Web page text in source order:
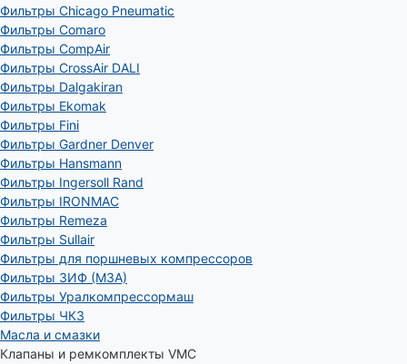
Фильтры Chicago Pneumatic
Фильтры Comaro
Фильтры CompAir
Фильтры CrossAir DALI
Фильтры Dalgakiran
Фильтры Ekomak
Фильтры Fini
Фильтры Gardner Denver
Фильтры Hansmann
Фильтры Ingersoll Rand
Фильтры IRONMAC
Фильтры Remeza
Фильтры Sullair
Фильтры для поршневых компрессоров
Фильтры ЗИФ (МЗА)
Фильтры Уралкомпрессормаш
Фильтры ЧКЗ
Масла и смазки
Клапаны и ремкомплекты VMC